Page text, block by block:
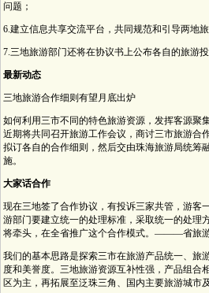
问题；
6.建立信息共享交流平台，共同规范和引导两地
7.三地旅游部门还将在协议书上公布各自的旅游
最新动态
三地旅游合作细则有望月底出炉
如何利用三市不同的特色旅游资源，发挥客源聚
近期将共同召开旅游工作会议，商讨三市旅游合
拟订各自的合作细则，然后交由珠海旅游局统筹
施。
大家话合作
现在三地签了合作协议，有投诉三家共管，游客
游部门要建立统一的处理标准，采取统一的处理
将牵头，在全省推广这个合作模式。———省旅
我们的基本思路是探索三市在旅游产品统一、旅
度和美誉度。三地旅游资源互补性强，产品组合
区为主，再拓展至泛珠三角、国内主要旅游城市